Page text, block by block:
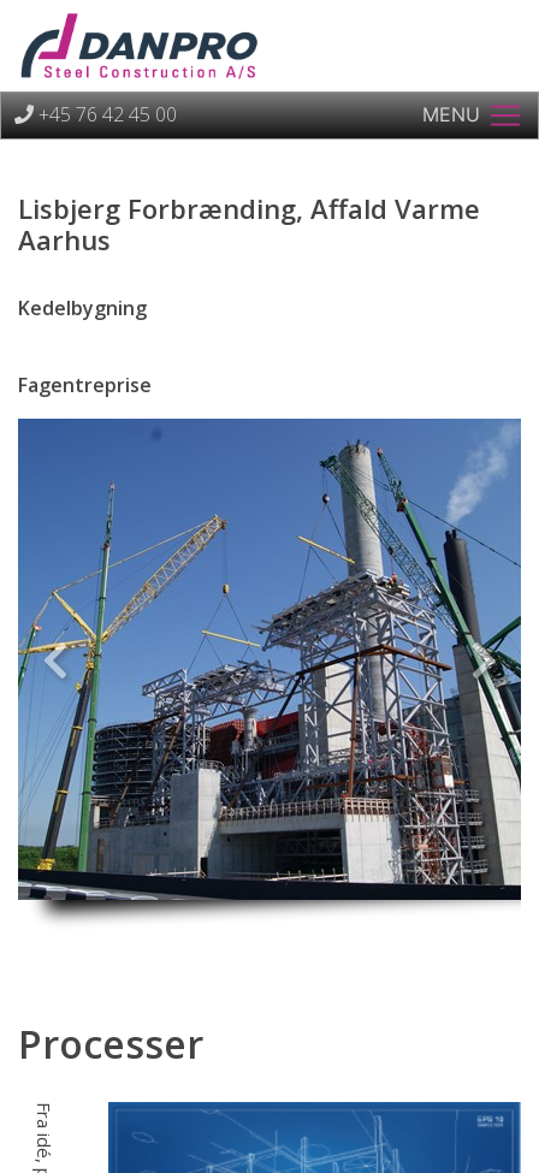
+45 76 42 45 00 MENU
Lisbjerg Forbrænding, Affald Varme
Aarhus
Kedelbygning
Fagentreprise
Previous Next
Processer